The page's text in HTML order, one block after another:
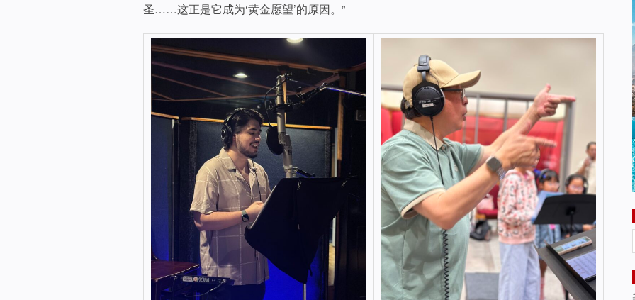
圣……这正是它成为‘黄金愿望’的原因。”